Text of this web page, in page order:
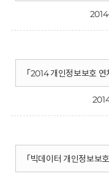
「2014 개인정보보호
「빅데이터 개인정보보